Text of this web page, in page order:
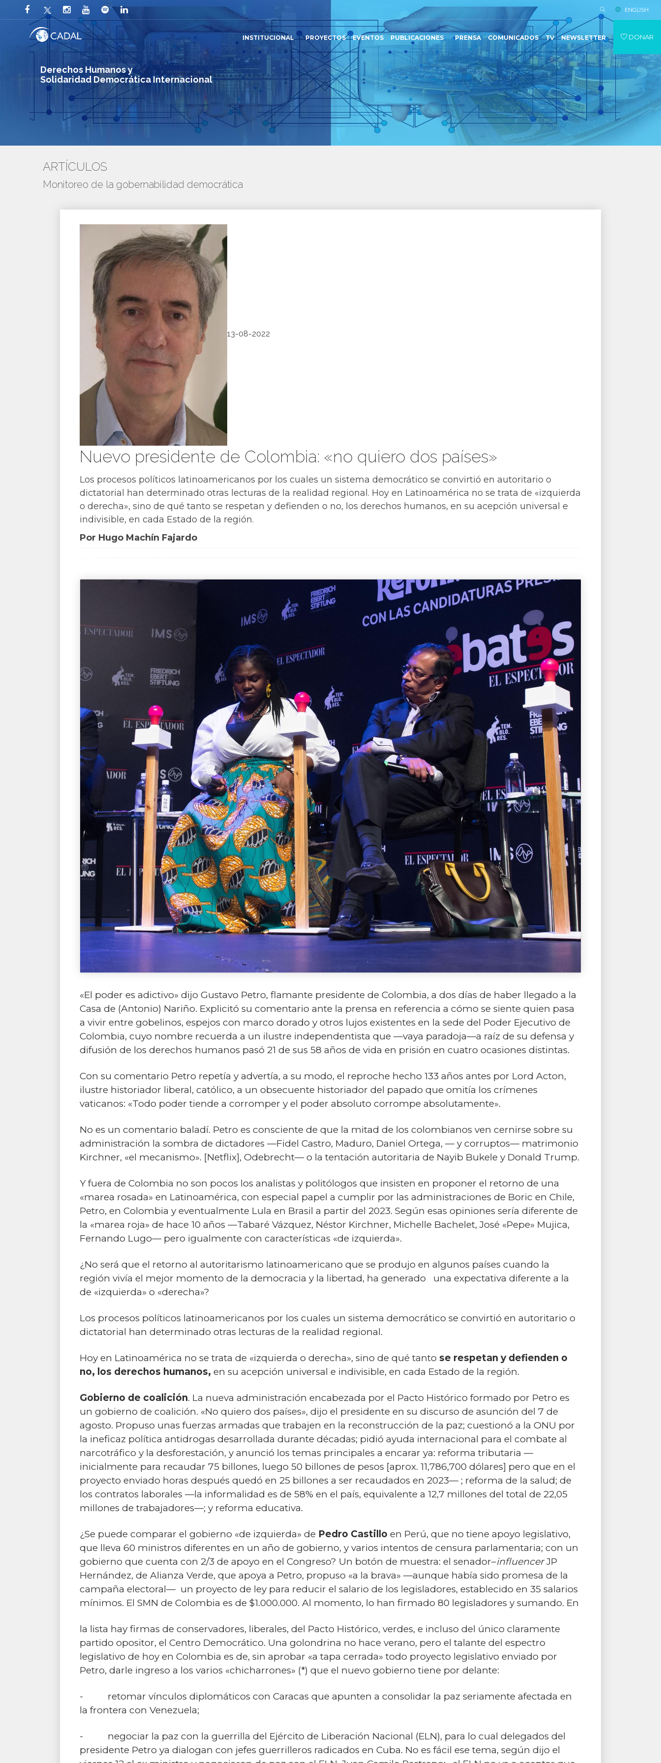
Derechos Humanos y
Solidaridad Democrática Internacional
ENGLISH
INSTITUCIONAL PROYECTOS EVENTOS PUBLICACIONES PRENSA COMUNICADOS TV NEWSLETTER DONAR
ARTÍCULOS
Monitoreo de la gobernabilidad democrática
13-08-2022
Nuevo presidente de Colombia: «no quiero dos países»
Los procesos políticos latinoamericanos por los cuales un sistema democrático se convirtió en autoritario o
dictatorial han determinado otras lecturas de la realidad regional. Hoy en Latinoamérica no se trata de «izquierda
o derecha», sino de qué tanto se respetan y defienden o no, los derechos humanos, en su acepción universal e
indivisible, en cada Estado de la región.
Por Hugo Machín Fajardo
«El poder es adictivo» dijo Gustavo Petro, flamante presidente de Colombia, a dos días de haber llegado a la
Casa de (Antonio) Nariño. Explicitó su comentario ante la prensa en referencia a cómo se siente quien pasa
a vivir entre gobelinos, espejos con marco dorado y otros lujos existentes en la sede del Poder Ejecutivo de
Colombia, cuyo nombre recuerda a un ilustre independentista que —vaya paradoja—a raíz de su defensa y
difusión de los derechos humanos pasó 21 de sus 58 años de vida en prisión en cuatro ocasiones distintas.
Con su comentario Petro repetía y advertía, a su modo, el reproche hecho 133 años antes por Lord Acton,
ilustre historiador liberal, católico, a un obsecuente historiador del papado que omitía los crímenes
vaticanos: «Todo poder tiende a corromper y el poder absoluto corrompe absolutamente».
No es un comentario baladí. Petro es consciente de que la mitad de los colombianos ven cernirse sobre su
administración la sombra de dictadores —Fidel Castro, Maduro, Daniel Ortega, — y corruptos— matrimonio
Kirchner, «el mecanismo». [Netflix], Odebrecht— o la tentación autoritaria de Nayib Bukele y Donald Trump.
Y fuera de Colombia no son pocos los analistas y politólogos que insisten en proponer el retorno de una
«marea rosada» en Latinoamérica, con especial papel a cumplir por las administraciones de Boric en Chile,
Petro, en Colombia y eventualmente Lula en Brasil a partir del 2023. Según esas opiniones sería diferente de
la «marea roja» de hace 10 años —Tabaré Vázquez, Néstor Kirchner, Michelle Bachelet, José «Pepe» Mujica,
Fernando Lugo— pero igualmente con características «de izquierda».
¿No será que el retorno al autoritarismo latinoamericano que se produjo en algunos países cuando la
región vivía el mejor momento de la democracia y la libertad, ha generado una expectativa diferente a la
de «izquierda» o «derecha»?
Los procesos políticos latinoamericanos por los cuales un sistema democrático se convirtió en autoritario o
dictatorial han determinado otras lecturas de la realidad regional.
Hoy en Latinoamérica no se trata de «izquierda o derecha», sino de qué tanto se respetan y defienden o
no, los derechos humanos, en su acepción universal e indivisible, en cada Estado de la región.
Gobierno de coalición. La nueva administración encabezada por el Pacto Histórico formado por Petro es
un gobierno de coalición. «No quiero dos países», dijo el presidente en su discurso de asunción del 7 de
agosto. Propuso unas fuerzas armadas que trabajen en la reconstrucción de la paz; cuestionó a la ONU por
la ineficaz política antidrogas desarrollada durante décadas; pidió ayuda internacional para el combate al
narcotráfico y la desforestación, y anunció los temas principales a encarar ya: reforma tributaria —
inicialmente para recaudar 75 billones, luego 50 billones de pesos [aprox. 11,786,700 dólares] pero que en el
proyecto enviado horas después quedó en 25 billones a ser recaudados en 2023— ; reforma de la salud; de
los contratos laborales —la informalidad es de 58% en el país, equivalente a 12,7 millones del total de 22,05
millones de trabajadores—; y reforma educativa.
¿Se puede comparar el gobierno «de izquierda» de Pedro Castillo en Perú, que no tiene apoyo legislativo,
que lleva 60 ministros diferentes en un año de gobierno, y varios intentos de censura parlamentaria; con un
gobierno que cuenta con 2/3 de apoyo en el Congreso? Un botón de muestra: el senador–influencerJP
Hernández, de Alianza Verde, que apoya a Petro, propuso «a la brava» —aunque había sido promesa de la
campaña electoral— un proyecto de ley para reducir el salario de los legisladores, establecido en 35 salarios
mínimos. El SMN de Colombia es de $1.000.000. Al momento, lo han firmado 80 legisladores y sumando. En
la lista hay firmas de conservadores, liberales, del Pacto Histórico, verdes, e incluso del único claramente
partido opositor, el Centro Democrático. Una golondrina no hace verano, pero el talante del espectro
legislativo de hoy en Colombia es de, sin aprobar «a tapa cerrada» todo proyecto legislativo enviado por
Petro, darle ingreso a los varios «chicharrones» (*) que el nuevo gobierno tiene por delante:
- retomar vínculos diplomáticos con Caracas que apunten a consolidar la paz seriamente afectada en
la frontera con Venezuela;
- negociar la paz con la guerrilla del Ejército de Liberación Nacional (ELN), para lo cual delegados del
presidente Petro ya dialogan con jefes guerrilleros radicados en Cuba. No es fácil ese tema, según dijo el